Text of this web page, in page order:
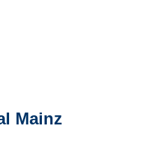
Mainz